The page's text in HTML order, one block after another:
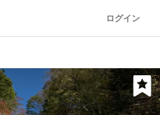
ログイン